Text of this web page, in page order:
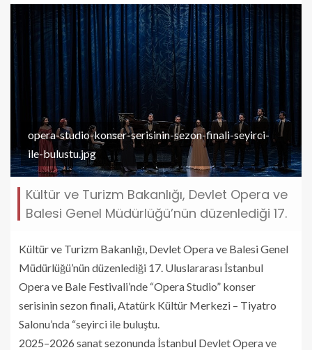
opera-studio-konser-serisinin-sezon-finali-seyirci-
ile-bulustu.jpg
Kültür ve Turizm Bakanlığı, Devlet Opera ve
Balesi Genel Müdürlüğü’nün düzenlediği 17.
Kültür ve Turizm Bakanlığı, Devlet Opera ve Balesi Genel
Müdürlüğü’nün düzenlediği 17. Uluslararası İstanbul
Opera ve Bale Festivali’nde “Opera Studio” konser
serisinin sezon finali, Atatürk Kültür Merkezi – Tiyatro
Salonu’nda “seyirci ile buluştu.
2025–2026 sanat sezonunda İstanbul Devlet Opera ve